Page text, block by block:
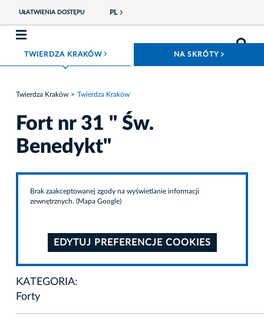
UŁATWIENIA DOSTĘPU PL
TWIERDZA KRAKÓWROZWIŃ MENU NA SKRÓTY
Twierdza Kraków Twierdza Kraków
Fort nr 31 " Św.
Benedykt"
Brak zaakceptowanej zgody na wyświetlanie informacji
zewnętrznych. (Mapa Google)
EDYTUJ PREFERENCJE COOKIES
KATEGORIA:
Forty